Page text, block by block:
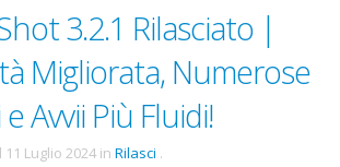
3.2.1 Rilasciato |
Migliorata, Numerose
Avvii Più Fluidi!
11 Luglio 2024 in Rilasci .